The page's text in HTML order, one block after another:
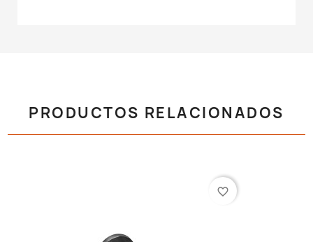
PRODUCTOS RELACIONADOS
favorite_border